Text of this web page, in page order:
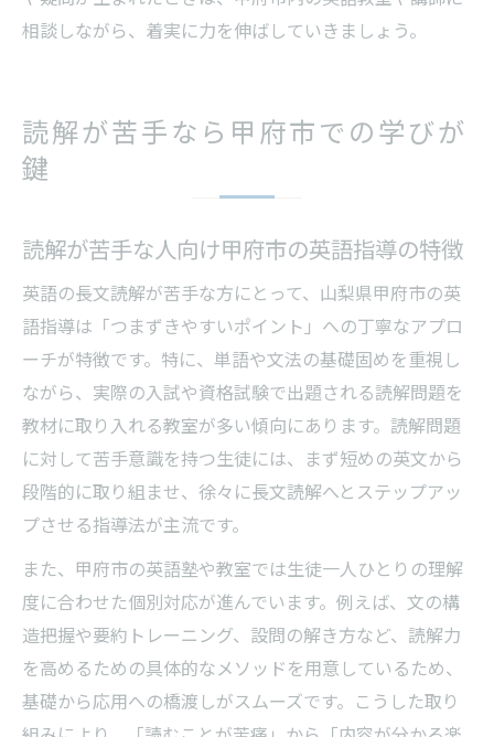
相談しながら、着実に力を伸ばしていきましょう。
読解が苦手なら甲府市での学びが
鍵
読解が苦手な人向け甲府市の英語指導の特徴
英語の長文読解が苦手な方にとって、山梨県甲府市の英
語指導は「つまずきやすいポイント」への丁寧なアプロ
ーチが特徴です。特に、単語や文法の基礎固めを重視し
ながら、実際の入試や資格試験で出題される読解問題を
教材に取り入れる教室が多い傾向にあります。読解問題
に対して苦手意識を持つ生徒には、まず短めの英文から
段階的に取り組ませ、徐々に長文読解へとステップアッ
プさせる指導法が主流です。
また、甲府市の英語塾や教室では生徒一人ひとりの理解
度に合わせた個別対応が進んでいます。例えば、文の構
造把握や要約トレーニング、設問の解き方など、読解力
を高めるための具体的なメソッドを用意しているため、
基礎から応用への橋渡しがスムーズです。こうした取り